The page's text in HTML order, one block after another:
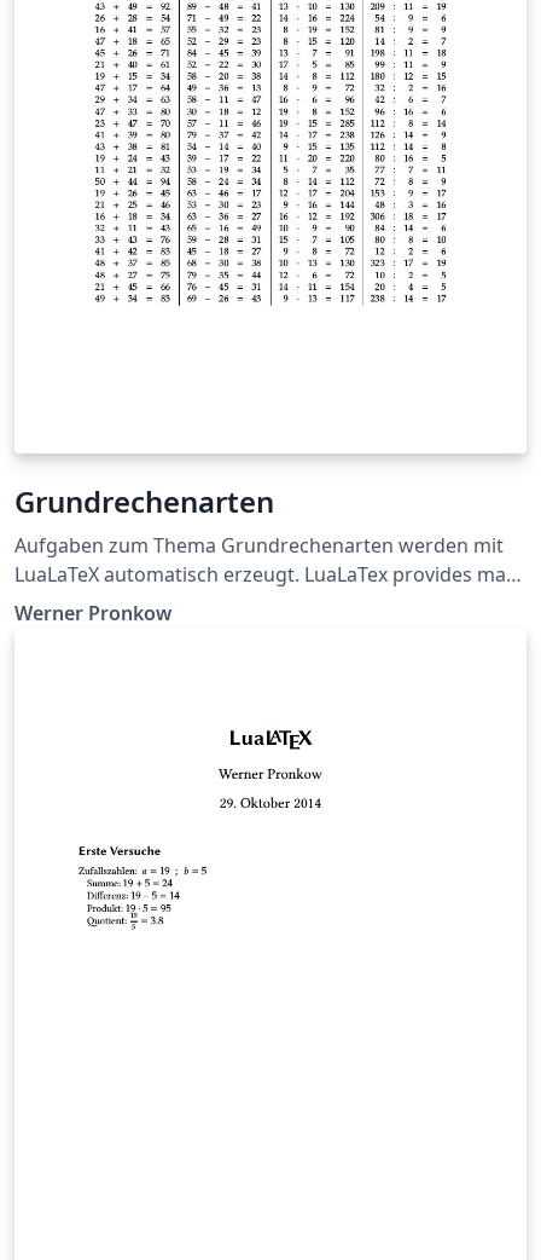
Grundrechenarten
Aufgaben zum Thema Grundrechenarten werden mit
LuaLaTeX automatisch erzeugt. LuaLaTex provides math
problems for the four basic arithmetical operations
Werner Pronkow